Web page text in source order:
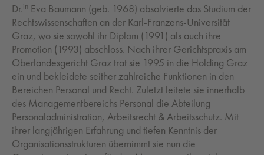
Dr.in Eva Baumann (geb. 1968) absolvierte das Studium der
Rechtswissenschaften an der Karl-Franzens-Universität
Graz, wo sie sowohl ihr Diplom (1991) als auch ihre
Promotion (1993) abschloss. Nach ihrer Gerichtspraxis am
Oberlandesgericht Graz trat sie 1995 in die Holding Graz
ein und bekleidete seither zahlreiche Funktionen in den
Bereichen Personal und Recht. Zuletzt leitete sie innerhalb
des Managementbereichs Personal die Abteilung
Personaladministration, Arbeitsrecht & Arbeitsschutz. Mit
ihrer langjährigen Erfahrung und tiefen Kenntnis der
Organisationsstrukturen übernimmt sie nun die